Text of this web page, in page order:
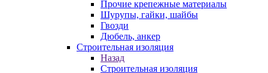
Прочие крепежные материалы
Шурупы, гайки, шайбы
Гвозди
Дюбель, анкер
Строительная изоляция
Назад
Строительная изоляция